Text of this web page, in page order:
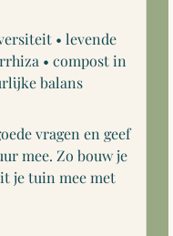
• levende
• compost in
balans
vragen en geef
mee. Zo bouw je
je tuin mee met